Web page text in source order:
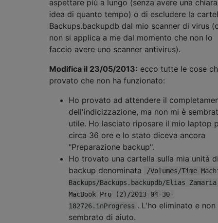
aspettare più a lungo (senza avere una chiara
idea di quanto tempo) o di escludere la
Backups.backupdb dal mio scanner di virus
non si applica a me dal momento che non lo
faccio avere uno scanner antivirus).
Modifica il 23/05/2013: ecco tutte le cose
provato che non ha funzionato:
Ho provato ad attendere il
dell'indicizzazione, ma non mi è
utile. Ho lasciato riposare il mio laptop
circa 36 ore e lo stato diceva ancora
"Preparazione backup".
Ho trovato una cartella sulla mia unità
backup denominata
/Volumes/Time
Backups/Backups.backupdb/Elias
MacBook Pro (2)/2013-04-30-
182726.inProgress . L'ho eliminato e non
sembrato di aiuto.